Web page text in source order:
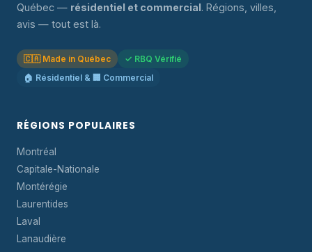
Québec — résidentiel et commercial. Régions, villes,
avis — tout est là.
🇨🇦 Made in Québec
✓ RBQ Vérifié
🏠 Résidentiel & 🏢 Commercial
RÉGIONS POPULAIRES
Montréal
Capitale-Nationale
Montérégie
Laurentides
Laval
Lanaudière